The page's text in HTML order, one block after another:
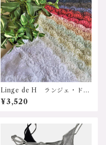
性 冷え防止 温熱 敏感
肌 低刺激 乾燥防止 機能
的 リラックス 40代 50
代 60代 70代 エコ 母の
日 敬老日 Ｔシャツ ブラ
ック クリーム ワコール w
acoal シルクウール長袖シャ
ツ UIH-300 サイズ：XS.
S. M カラー：1.クリーム
2.ブラック 3.ネイビー 価
格：20900円（送料無料）
Linge de H ランジェ・ド・
アッシュ EL627 ELシリー
ズ、ソフトガードル サポー
¥3,520